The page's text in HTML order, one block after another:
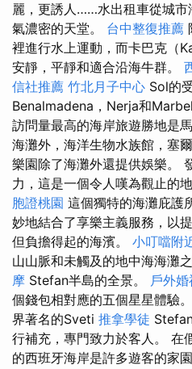
麗，更誘人……水出租車從城市
氣濃密的天堂。 台中整復推薦
裡進行水上運動，而卡巴克（
安靜，平靜和適合沿海牛群。
信社推薦 竹北月子中心 Sol的
Benalmadena，Nerja和
訪問量最高的海岸旅遊勝地是
海灘外，海洋生物水族館，塞
樂園除了海灘外還提供娛樂。
力，這是一個令人嘆為觀止的
胞證桃園 這個獨特的海灘庇護
妙地結合了享樂主義服務，以
但負擔得起的海濱。 小叮噹附
山山脈和未觸及的地中海海灘
摩 Stefan半島的全景。 戶外婚
個錢包相對應的五個星星體驗。
界著名的Sveti 推拿學徒
行補充，專門致力於客人。 在
的西班牙海岸是許多遊客的家